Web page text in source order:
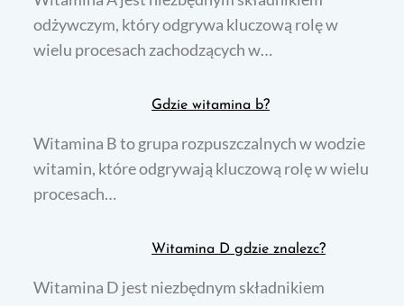
odżywczym, który odgrywa kluczową rolę w
wielu procesach zachodzących w…
Gdzie witamina b?
Witamina B to grupa rozpuszczalnych w wodzie
witamin, które odgrywają kluczową rolę w wielu
procesach…
Witamina D gdzie znalezc?
Witamina D jest niezbędnym składnikiem